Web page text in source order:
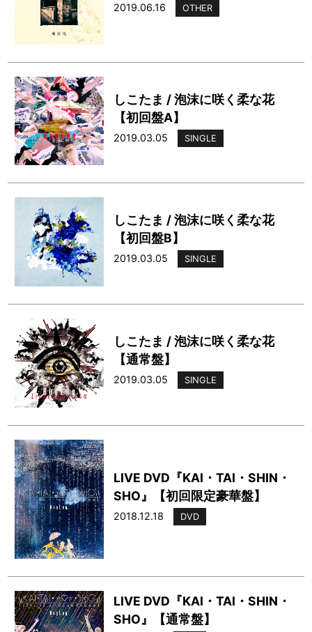
2019.06.16 OTHER
しこたま / 泡沫に咲く柔な花
【初回盤A】
2019.03.05 SINGLE
しこたま / 泡沫に咲く柔な花
【初回盤B】
2019.03.05 SINGLE
しこたま / 泡沫に咲く柔な花
【通常盤】
2019.03.05 SINGLE
LIVE DVD『KAI・TAI・SHIN・
SHO』【初回限定豪華盤】
2018.12.18 DVD
LIVE DVD『KAI・TAI・SHIN・
SHO』【通常盤】